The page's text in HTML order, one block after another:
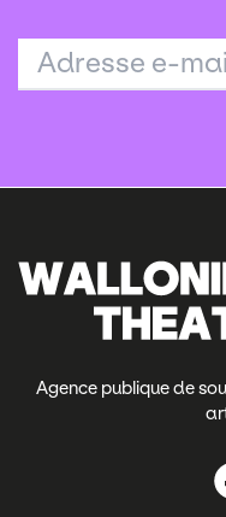
Adresse e-mail
Agence publique de